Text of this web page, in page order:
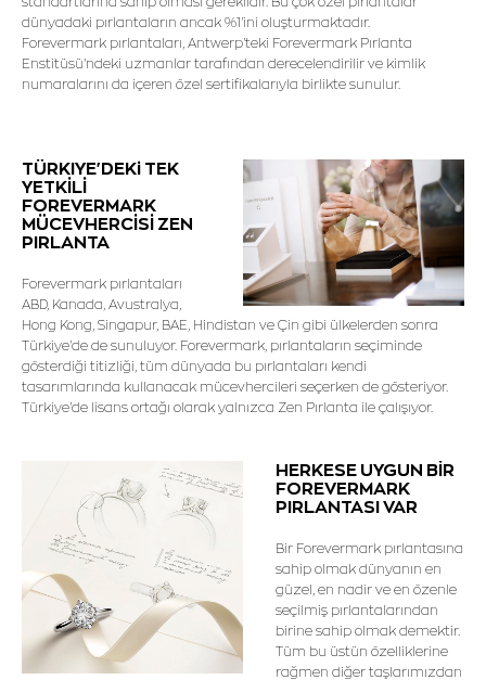
dünyadaki pırlantaların ancak %1'ini oluşturmaktadır.
Forevermark pırlantaları, Antwerp'teki Forevermark Pırlanta
Enstitüsü'ndeki uzmanlar tarafından derecelendirilir ve kimlik
numaralarını da içeren özel sertifikalarıyla birlikte sunulur.
TÜRKIYE'DEKi TEK
YETKİLİ
FOREVERMARK
MÜCEVHERCİSİ ZEN
PIRLANTA
Forevermark pırlantaları
ABD, Kanada, Avustralya,
Hong Kong, Singapur, BAE, Hindistan ve Çin gibi ülkelerden sonra
Türkiye'de de sunuluyor. Forevermark, pırlantaların seçiminde
gösterdiği titizliği, tüm dünyada bu pırlantaları kendi
tasarımlarında kullanacak mücevhercileri seçerken de gösteriyor.
Türkiye'de lisans ortağı olarak yalnızca Zen Pırlanta ile çalışıyor.
HERKESE UYGUN BİR
FOREVERMARK
PIRLANTASI VAR
Bir Forevermark pırlantasına
sahip olmak dünyanın en
güzel, en nadir ve en özenle
seçilmiş pırlantalarından
birine sahip olmak demektir.
Tüm bu üstün özelliklerine
rağmen diğer taşlarımızdan